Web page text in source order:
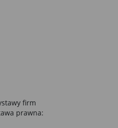
firm
prawna: